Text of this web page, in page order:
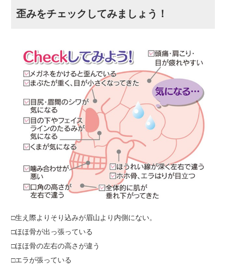
歪みをチェックしてみましょう！
□生え際よりそり込みが眉山より内側にない。
□ほほ骨が出っ張っている
□ほほ骨の左右の高さが違う
□エラが張っている